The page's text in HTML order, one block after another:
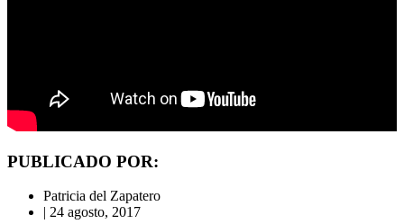
PUBLICADO POR:
Patricia del Zapatero
| 24 agosto, 2017